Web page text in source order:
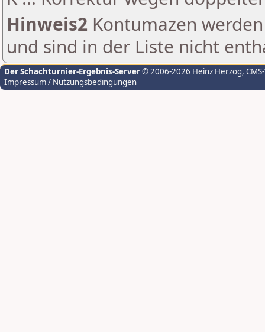
Hinweis2 Kontumazen
und sind in der Liste nicht
Der Schachturnier-Ergebnis-Server© 2006-2026 Heinz Herzog,
Impressum / Nutzungsbedingungen